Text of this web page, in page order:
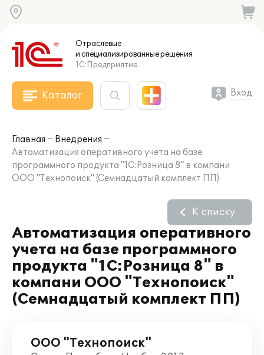
Отраслевые
и специализированныерешения
1С:Предприятие
Каталог Вход
Главная
Внедрения
Автоматизация оперативного учета на базе
программного продукта "1С:Розница 8" в компани
ООО "Технопоиск" (Семнадцатый комплект ПП)
Автоматизация оперативного
учета на базе программного
продукта "1С:Розница 8" в
компани ООО "Технопоиск"
(Семнадцатый комплект ПП)
К списку
ООО "Технопоиск"